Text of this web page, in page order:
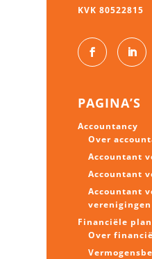
KVK 80522815
PAGINA’S
Accountancy
Over
Accountant
Accountant
Accountant
verenigingen
Financiële
Over
Vermogens